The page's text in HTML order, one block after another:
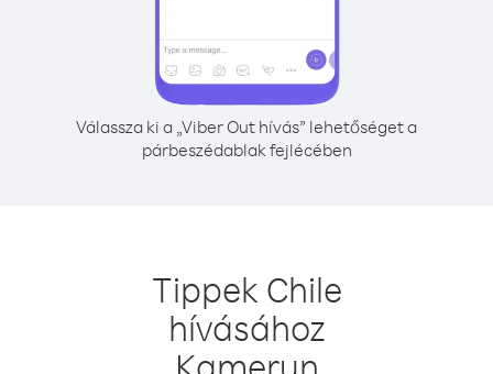
Válassza ki a „Viber Out hívás” lehetőséget a
párbeszédablak fejlécében
Tippek Chile
hívásához